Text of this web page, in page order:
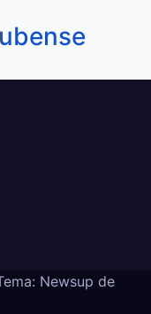
Newsup de